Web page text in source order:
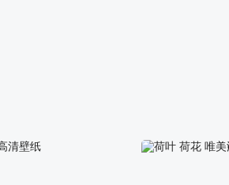
面壁纸 泳池美女姜贞羽